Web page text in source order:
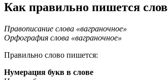
Как правильно пишется
Правописание слова «ваграночное»
Орфография слова «ваграночное»
Правильно слово пишется:
Нумерация букв в слове